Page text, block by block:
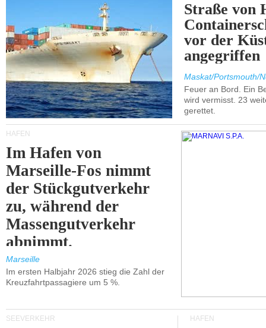
Straße von
vor der
angegriffen
Maskat/Portsmouth/
Feuer an Bord. Ein
wird vermisst. 23
gerettet.
HÄFEN
Im Hafen von
Marseille-Fos nimmt
der Stückgutverkehr
zu, während der
Massengutverkehr
abnimmt.
Marseille
Im ersten Halbjahr 2026 stieg die Zahl der
Kreuzfahrtpassagiere um 5 %.
SEEVERKEHR HÄFEN